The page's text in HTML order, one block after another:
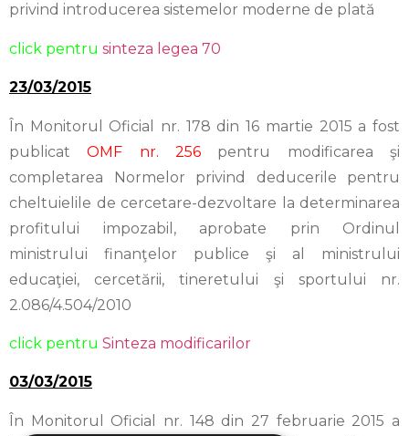
privind introducerea sistemelor moderne de plată
click pentru sinteza legea 70
23/03/2015
În Monitorul Oficial nr. 178 din 16 martie 2015 a fost
publicatOMF nr. 256 pentru modificarea şi
completarea Normelor privind deducerile pentru
cheltuielile de cercetare-dezvoltare la determinarea
profitului impozabil, aprobate prin Ordinul
ministrului finanţelor publice şi al ministrului
educaţiei, cercetării, tineretului şi sportului nr.
2.086/4.504/2010
click pentru Sinteza modificarilor
03/03/2015
În Monitorul Oficial nr. 148 din 27 februarie 2015 a